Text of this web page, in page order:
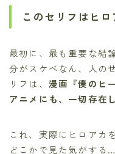
このセリフはヒ
最初に、最も重要な結
分がスケベなん、人の
リフは、 漫画『僕のヒ
アニメにも、一切存在
これ、実際にヒロアカ
どこかで見た気がする